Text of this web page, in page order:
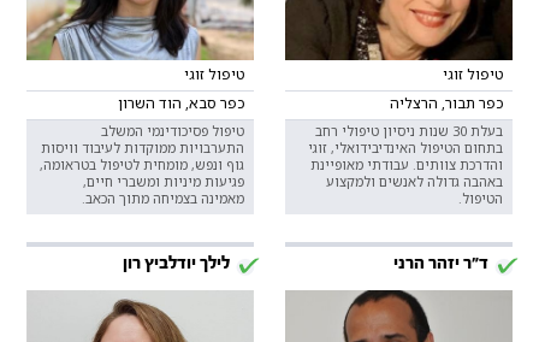
טיפול זוגי
כפר תבור, הרצליה
בעלת 30 שנות ניסיון טיפולי רחב
בתחום הטיפול האינדיבידואלי, זוגי
והדרכת צוותים. עבודתי מאופיינת
באהבה גדולה לאנשים ולמקצוע
הטיפול.
טיפול זוגי
כפר סבא, הוד השרון
טיפול פסיכודינמי המשלב
התערבויות ממוקדות לעיבוד וויסות
גוף ונפש, מומחית לטיפול בטראומה,
פגיעות מיניות ומשברי חיים,
מאמינה בצמיחה מתוך הכאב.
ד"ר יזהר הרני לילך יודלביץ רון